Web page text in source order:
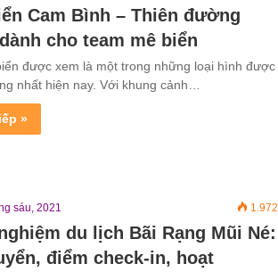
Cam Bình – Thiên đường
cho team mê biển
được xem là một trong những loại hình được
nhất hiện nay. Với khung cảnh…
»
sáu, 2021 1.972
du lịch Bãi Rạng Mũi Né:
điểm check-in, hoạt